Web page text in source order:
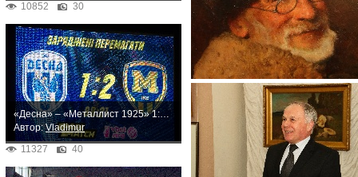
10852
30
«Десна» – «Металлист 1925» 1:2. Неожиданное поражение
Автор:Vladimur
11327
40